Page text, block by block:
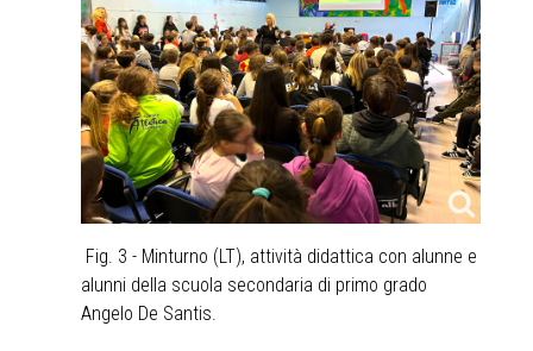
Fig. 3 - Minturno (LT), attività didattica con alunne e
alunni della scuola secondaria di primo grado
Angelo De Santis.